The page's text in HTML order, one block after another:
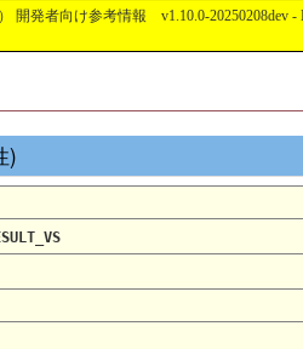
発者向け参考情報 v1.10.0-20250208dev -
)